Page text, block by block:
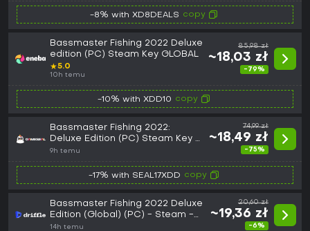
-8% with XD8DEALS copy
Bassmaster Fishing 2022 Deluxe
edition (PC) Steam Key GLOBAL
★5.0
10h temu
85,98 zł
~18,03 zł
-79%
-10% with XDD10 copy
Bassmaster Fishing 2022:
Deluxe Edition (PC) Steam Key -
GLOBAL
9h temu
74,99 zł
~18,49 zł
-75%
-17% with SEAL17XDD copy
Bassmaster Fishing 2022 Deluxe
Edition (Global) (PC) - Steam -
Digital Key
14h temu
20,60 zł
~19,36 zł
-6%